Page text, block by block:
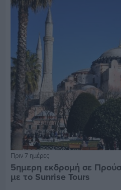
Πριν 7 ημέρες
5ημερη εκδρομή σε
με το Sunrise Tours